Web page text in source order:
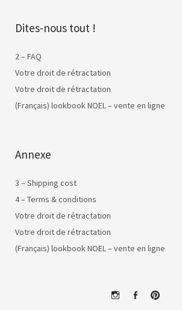
Dites-nous tout !
2 – FAQ
Votre droit de rétractation
Votre droit de rétractation
(Français) lookbook NOEL – vente en ligne
Annexe
3 – Shipping cost
4 – Terms & conditions
Votre droit de rétractation
Votre droit de rétractation
(Français) lookbook NOEL – vente en ligne